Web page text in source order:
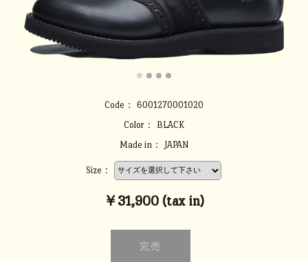
Code：
6001270001020
Color：
BLACK
Made in：
JAPAN
Size：
￥31,900 (tax in)